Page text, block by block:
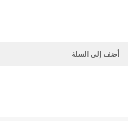
أضف إلى السلة